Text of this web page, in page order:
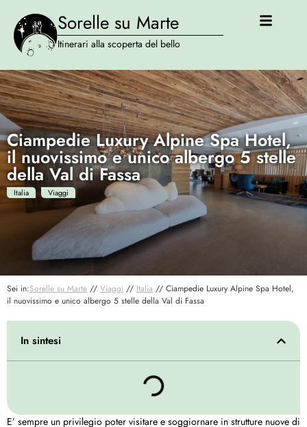
Sorelle su Marte
Itinerari alla scoperta del bello
Ciampedie Luxury Alpine Spa Hotel,
il nuovissimo e unico albergo 5 stelle
della Val di Fassa
Italia Viaggi
Sei in:Sorelle su Marte // Viaggi // Italia // Ciampedie Luxury Alpine Spa Hotel,
il nuovissimo e unico albergo 5 stelle della Val di Fassa
E’ sempre un privilegio poter visitare e soggiornare in strutture nuove di
In sintesi